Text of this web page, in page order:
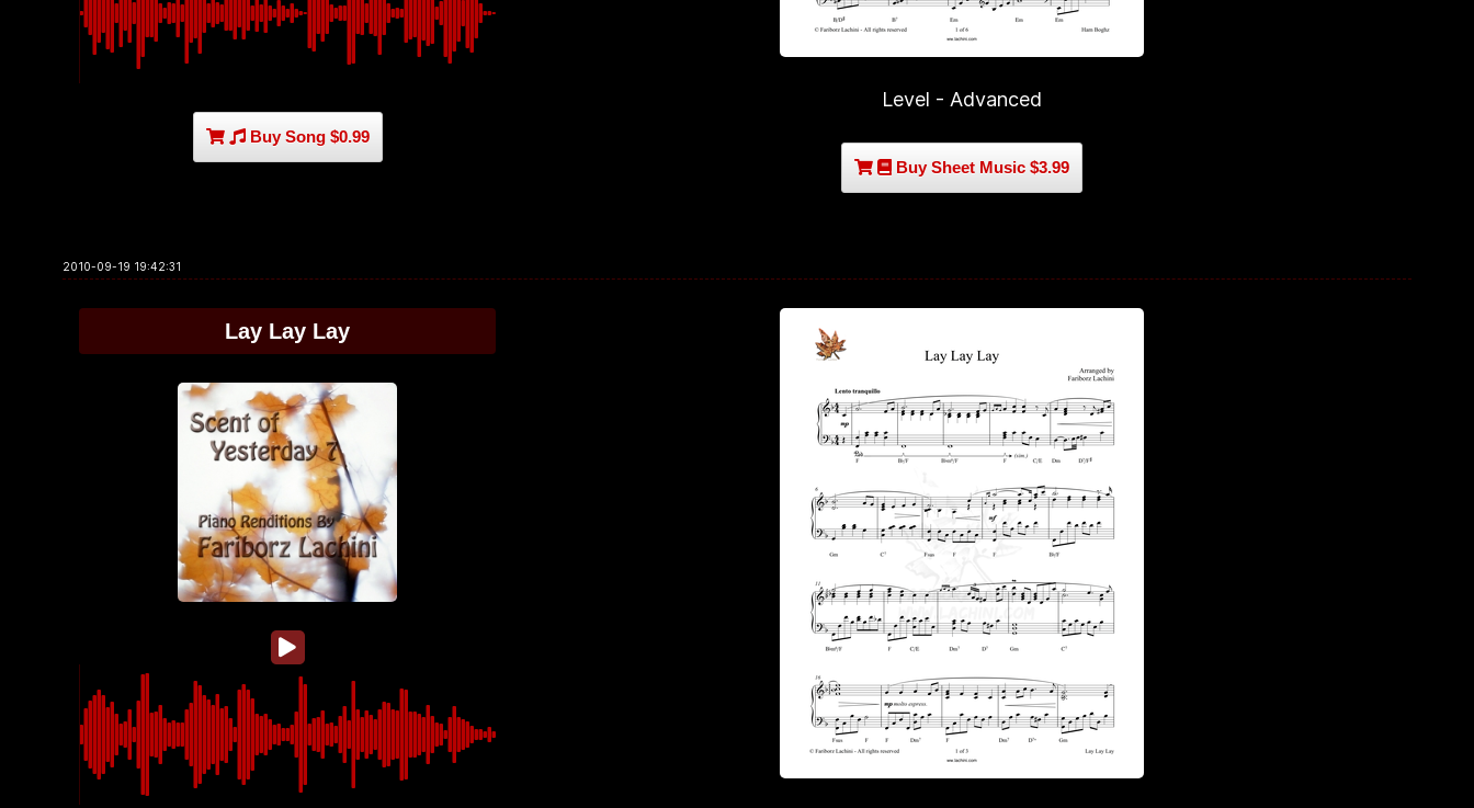
Buy Song $0.99
Level - Advanced
Buy Sheet Music $3.99
2010-09-19 19:42:31
Lay Lay Lay